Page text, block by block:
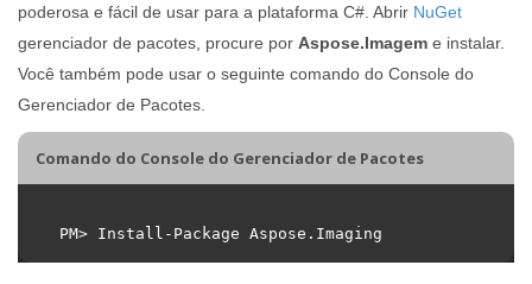
poderosa e fácil de usar para a plataforma C#. Abrir NuGet
gerenciador de pacotes, procure por Aspose.Imagem e instalar.
Você também pode usar o seguinte comando do Console do
Gerenciador de Pacotes.
Comando do Console do Gerenciador de Pacotes